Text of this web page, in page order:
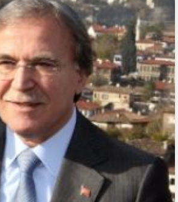
YEREL
BAYRAMPAŞA’DAN
ÇATALZEYTİN’E
KARDEŞLİK KÖPRÜSÜ